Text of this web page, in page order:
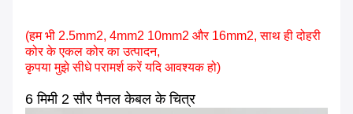
(हम भी 2.5mm2, 4mm2 10mm2 और 16mm2, साथ ही दोहरी
कोर के एकल कोर का उत्पादन,
कृपया मुझे सीधे परामर्श करें यदि आवश्यक हो)
6 मिमी 2 सौर पैनल केबल के चित्र